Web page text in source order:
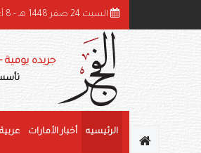
الدولة ونائباه يهنئون رئيس كوت ديفوار بذكرى
السبت 24 صفر 1448 هـ - 8 أغسطس 2026 م
جريده
الرئيسيه أخبار الأمارات